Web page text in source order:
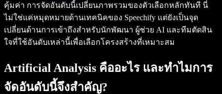
คุ้มค่า การจัดอันดับนี้เปลี่ยนภาพรวมของตัวเลือกหลักทันที นี่
ไม่ใช่แค่หมุดหมายด้านเทคนิคของ Speechify แต่ยังเป็นจุด
เปลี่ยนด้านการเข้าถึงสำหรับนักพัฒนา ผู้ช่วย AI และทีมตัดสิน
ใจที่ใช้อันดับเหล่านี้เพื่อเลือกโครงสร้างที่เหมาะสม
Artificial Analysis คืออะไร และทำไมการ
จัดอันดับนี้จึงสำคัญ?